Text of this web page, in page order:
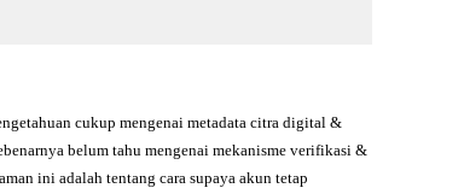
cukup mengenai metadata citra digital &
belum tahu mengenai mekanisme verifikasi &
ini adalah tentang cara supaya akun tetap